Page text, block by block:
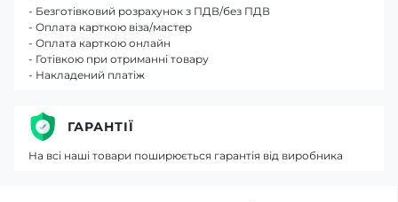
- Безготівковий розрахунок з ПДВ/без ПДВ
- Оплата карткою віза/мастер
- Оплата карткою онлайн
- Готівкою при отриманні товару
- Накладений платіж
ГАРАНТІЇ
На всі наші товари поширюється гарантія від виробника